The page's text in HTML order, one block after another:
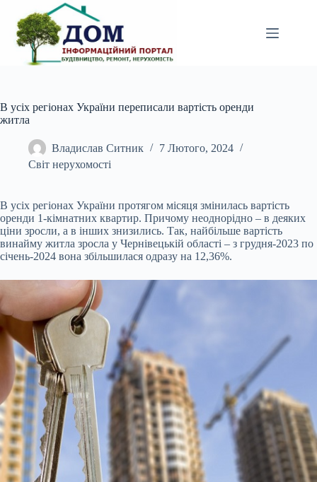
вмісту
В усіх регіонах України переписали вартість оренди
житла
Владислав Ситник
7 Лютого, 2024
Світ нерухомості
В усіх регіонах України протягом місяця змінилась вартість
оренди 1-кімнатних квартир. Причому неоднорідно – в деяких
ціни зросли, а в інших знизились. Так, найбільше вартість
винайму житла зросла у Чернівецькій області – з грудня-2023 по
січень-2024 вона збільшилася одразу на 12,36%.